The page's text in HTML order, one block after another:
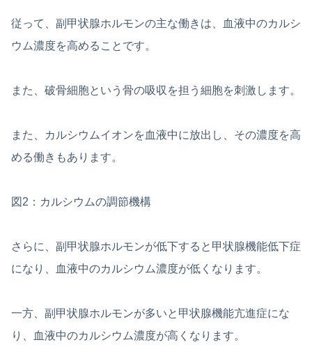
従って、副甲状腺ホルモンの主な働きは、血液中のカルシ
ウム濃度を高めることです。
また、破骨細胞という骨の吸収を担う細胞を刺激します。
また、カルシウムイオンを血液中に放出し、その濃度を高
める働きもあります。
図2：カルシウムの調節機構
さらに、副甲状腺ホルモンが低下すると甲状腺機能低下症
になり、血液中のカルシウム濃度が低くなります。
一方、副甲状腺ホルモンが多いと甲状腺機能亢進症にな
り、血液中のカルシウム濃度が高くなります。